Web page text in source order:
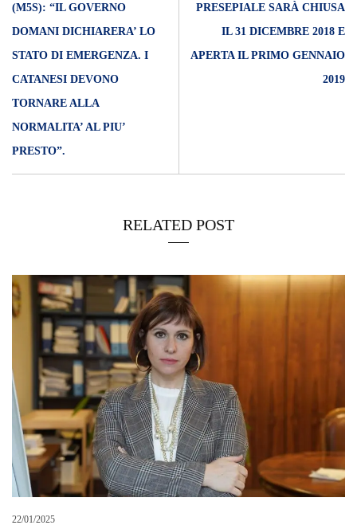
(M5S): “IL GOVERNO
DOMANI DICHIARERA’ LO
STATO DI EMERGENZA. I
CATANESI DEVONO
TORNARE ALLA
NORMALITA’ AL PIU’
PRESTO”.
PRESEPIALE SARÀ CHIUSA
IL 31 DICEMBRE 2018 E
APERTA IL PRIMO GENNAIO
2019
RELATED POST
22/01/2025